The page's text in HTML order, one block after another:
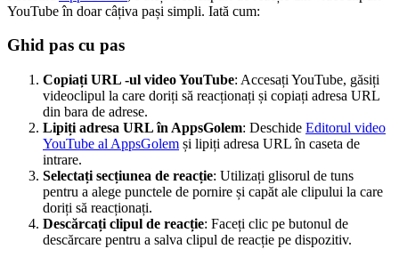
YouTube în doar câțiva pași simpli. Iată cum:
Ghid pas cu pas
Copiați URL -ul video YouTube: Accesați YouTube, găsiți
videoclipul la care doriți să reacționați și copiați adresa URL
din bara de adrese.
Lipiți adresa URL în AppsGolem: Deschide Editorul video
YouTube al AppsGolem și lipiți adresa URL în caseta de
intrare.
Selectați secțiunea de reacție: Utilizați glisorul de tuns
pentru a alege punctele de pornire și capăt ale clipului la care
doriți să reacționați.
Descărcați clipul de reacție: Faceți clic pe butonul de
descărcare pentru a salva clipul de reacție pe dispozitiv.